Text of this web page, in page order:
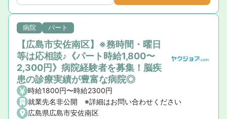
病院 パート
【広島市安佐南区】※務時間・曜日
等は応相談♪《パート時給1,800〜
2,300円》病院経験者を募集！脳疾
患の診療実績が豊富な病院◎
時給1800円〜時給2300円
就業先名非公開 ※詳細はお問い合わせください
広島県広島市安佐南区